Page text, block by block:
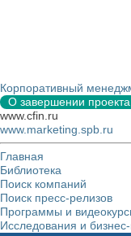
Корпоративный
О завершении проекта
www.cfin.ru
www.marketing.spb.ru
Главная
Библиотека
Поиск компаний
Поиск пресс-релизов
Программы и
Исследования и